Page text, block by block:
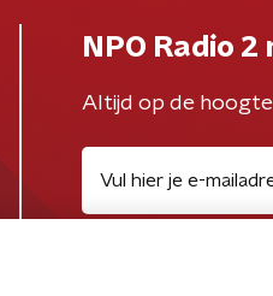
NPO Radio
Altijd op de